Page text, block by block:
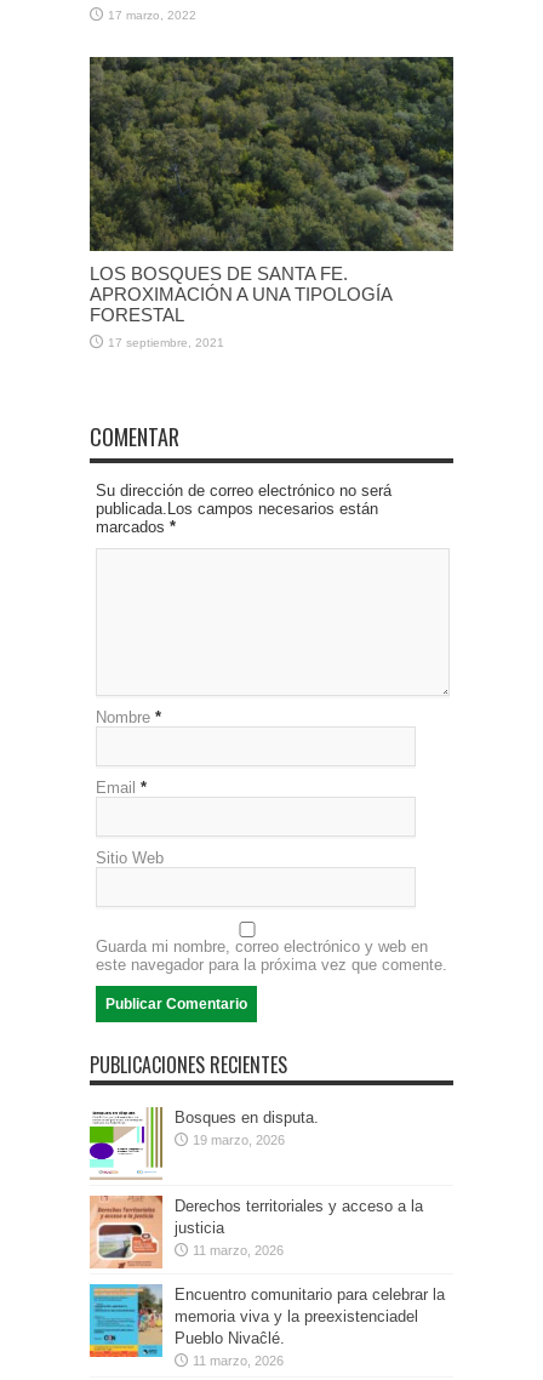
17 marzo, 2022
LOS BOSQUES DE SANTA FE.
APROXIMACIÓN A UNA TIPOLOGÍA
FORESTAL
17 septiembre, 2021
COMENTAR
Su dirección de correo electrónico no será
publicada.Los campos necesarios están
marcados *
Nombre *
Email *
Sitio Web
Guarda mi nombre, correo electrónico y web en
este navegador para la próxima vez que comente.
PUBLICACIONES RECIENTES
Bosques en disputa.
19 marzo, 2026
Derechos territoriales y acceso a la
justicia
11 marzo, 2026
Encuentro comunitario para celebrar la
memoria viva y la preexistenciadel
Pueblo Nivaĉlé.
11 marzo, 2026